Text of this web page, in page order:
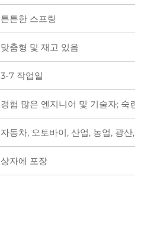
튼튼한 스프링
맞춤형 및 재고 있음
3-7 작업일
경험 많은 엔지니어 및 기술자; 숙련
자동차, 오토바이, 산업, 농업, 광산,
상자에 포장